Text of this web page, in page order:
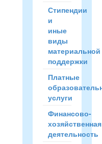
Стипендии
и
иные
виды
материальной
поддержки
Платные
услуги
Финансово-
хозяйственная
деятельность